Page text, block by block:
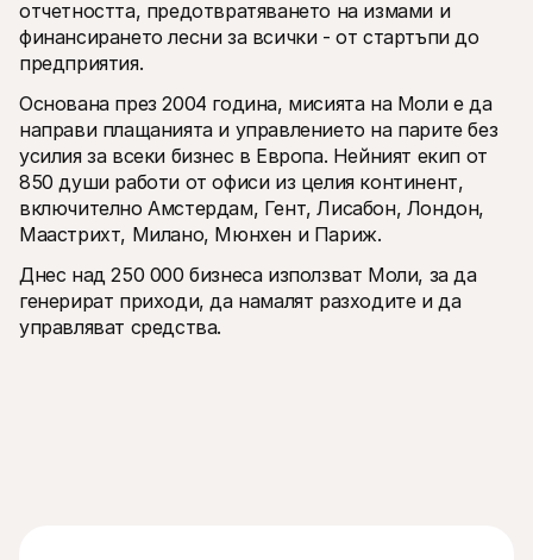
отчетността, предотвратяването на измами и
финансирането лесни за всички - от стартъпи до
предприятия.
Основана през 2004 година, мисията на Моли е да
направи плащанията и управлението на парите без
усилия за всеки бизнес в Европа. Нейният екип от
850 души работи от офиси из целия континент,
включително Амстердам, Гент, Лисабон, Лондон,
Маастрихт, Милано, Мюнхен и Париж.
Днес над 250 000 бизнеса използват Моли, за да
генерират приходи, да намалят разходите и да
управляват средства.